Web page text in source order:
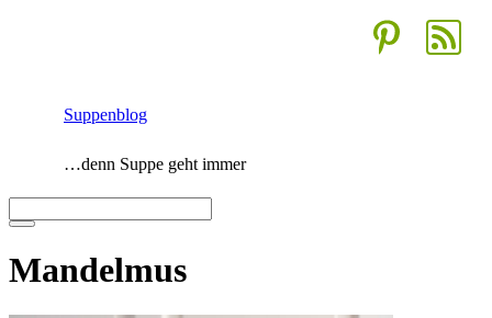
Suppenblog
…denn Suppe geht immer
Menü
Mandelmus